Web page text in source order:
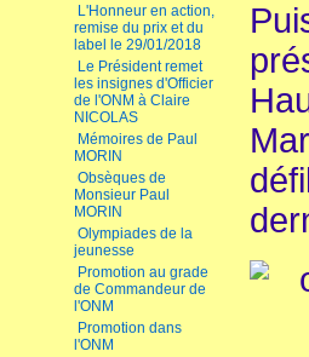
L'Honneur en action,
remise du prix et du
label le 29/01/2018
Le Président remet
les insignes d'Officier
de l'ONM à Claire
NICOLAS
Mémoires de Paul
MORIN
Obsèques de
Monsieur Paul
MORIN
Olympiades de la
jeunesse
Promotion au grade
de Commandeur de
l'ONM
Promotion dans
l'ONM